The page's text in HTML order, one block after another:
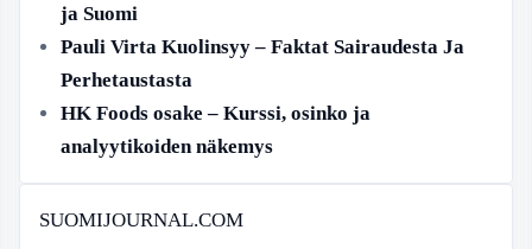
ja Suomi
Pauli Virta Kuolinsyy – Faktat Sairaudesta Ja
Perhetaustasta
HK Foods osake – Kurssi, osinko ja
analyytikoiden näkemys
SUOMIJOURNAL.COM